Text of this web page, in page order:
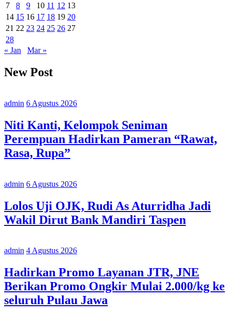
7
8 9 10 11 12 13
14 15 16 17 18 19 20
21 22 23 24 25 26 27
28
« Jan
Mar »
New Post
admin 6 Agustus 2026
Niti Kanti, Kelompok Seniman
Perempuan Hadirkan Pameran “Rawat,
Rasa, Rupa”
admin 6 Agustus 2026
Lolos Uji OJK, Rudi As Aturridha Jadi
Wakil Dirut Bank Mandiri Taspen
admin 4 Agustus 2026
Hadirkan Promo Layanan JTR, JNE
Berikan Promo Ongkir Mulai 2.000/kg ke
seluruh Pulau Jawa